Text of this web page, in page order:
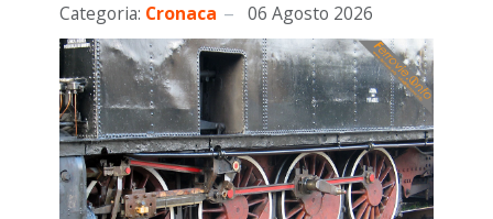
Categoria: Cronaca 06 Agosto 2026